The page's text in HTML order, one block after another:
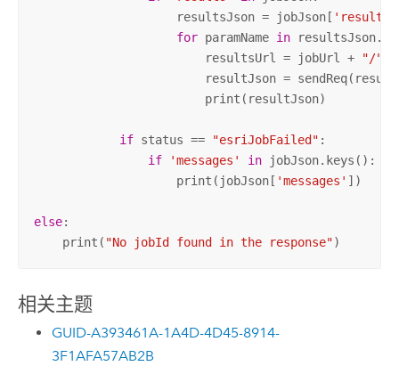
                    resultsJson = jobJson[
'results'
for paramName in
                        resultsUrl = jobUrl +
"/"
resultJson =
                        print(resultJson)
if status == "esriJobFailed" :
if
'messages' in jobJson.keys():
                    print(jobJson[
'messages' ])
else:
    print(
"No jobId found in the response")
相关主题
GUID-A393461A-1A4D-4D45-8914-
3F1AFA57AB2B